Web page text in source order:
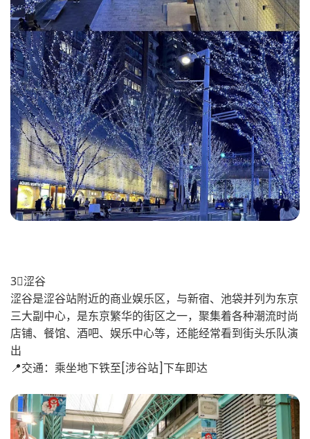
3⃣️涩谷
涩谷是涩谷站附近的商业娱乐区，与新宿、池袋并列为东京
三大副中心，是东京繁华的街区之一，聚集着各种潮流时尚
店铺、餐馆、酒吧、娱乐中心等，还能经常看到街头乐队演
出
📍交通：乘坐地下铁至[涉谷站]下车即达